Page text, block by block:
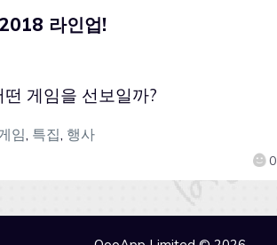
라인업!
0
게임을 선보일까?
임, 특집, 행사